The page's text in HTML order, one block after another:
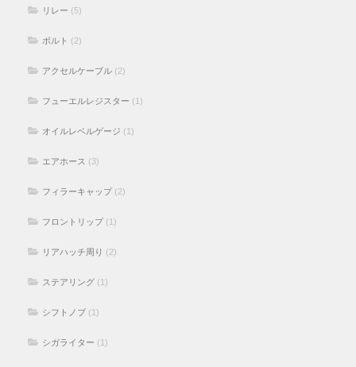
リレー (5)
ボルト (2)
アクセルケーブル (2)
フューエルレジスター (1)
オイルレベルゲージ (1)
エアホース (3)
フィラーキャップ (2)
フロントリップ (1)
リアハッチ周り (2)
ステアリング (1)
シフトノブ (1)
シガライター (1)